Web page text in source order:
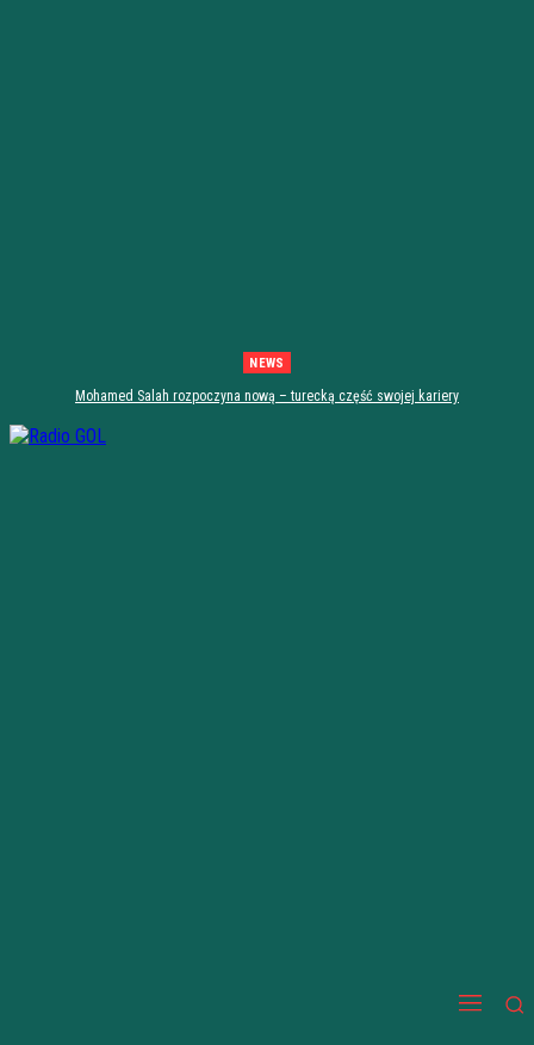
NEWS
Mohamed Salah rozpoczyna nową – turecką część swojej kariery